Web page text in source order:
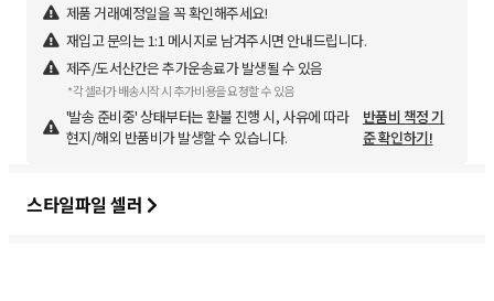
제품 거래예정일을 꼭 확인해주세요!
재입고 문의는 1:1 메시지로 남겨주시면 안내드립니다.
제주/도서산간은 추가운송료가 발생될 수 있음
*각 셀러가 배송시작 시 추가비용을 요청할 수 있음
'발송 준비중' 상태부터는 환불 진행 시, 사유에 따라
현지/해외 반품비가 발생할 수 있습니다.
반품비 책정 기
준 확인하기!
스타일파일 셀러